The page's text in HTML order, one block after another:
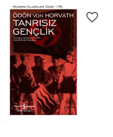
favorite_border